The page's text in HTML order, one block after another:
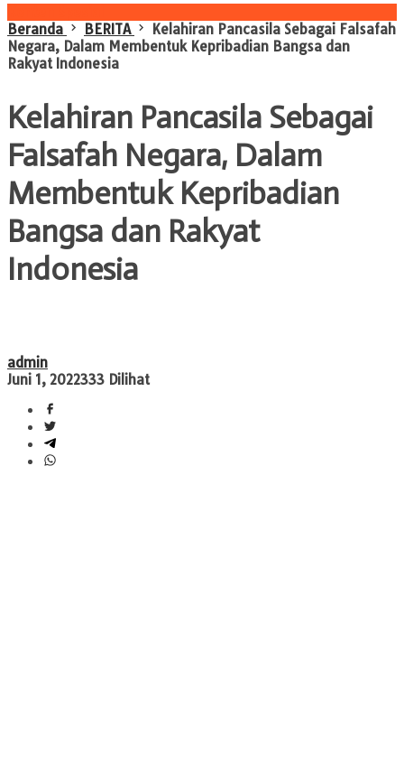
Beranda
BERITA
Kelahiran Pancasila Sebagai Falsafah
Negara, Dalam Membentuk Kepribadian Bangsa dan
Rakyat Indonesia
Kelahiran Pancasila Sebagai
Falsafah Negara, Dalam
Membentuk Kepribadian
Bangsa dan Rakyat
Indonesia
admin
Juni 1, 2022333 Dilihat